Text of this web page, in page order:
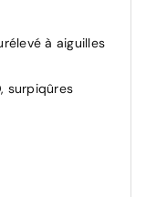
à aiguilles
surpiqûres